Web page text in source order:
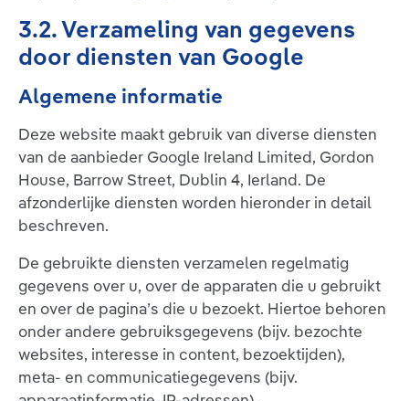
3.2. Verzameling van gegevens
door diensten van Google
Algemene informatie
Deze website maakt gebruik van diverse diensten
van de aanbieder Google Ireland Limited, Gordon
House, Barrow Street, Dublin 4, Ierland. De
afzonderlijke diensten worden hieronder in detail
beschreven.
De gebruikte diensten verzamelen regelmatig
gegevens over u, over de apparaten die u gebruikt
en over de pagina’s die u bezoekt. Hiertoe behoren
onder andere gebruiksgegevens (bijv. bezochte
websites, interesse in content, bezoektijden),
meta- en communicatiegegevens (bijv.